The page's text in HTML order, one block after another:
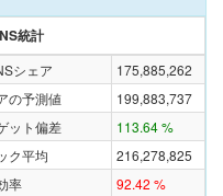
統計
シェア
175,885,262
の予測値
199,883,737
ット偏差
113.64 %
ク平均
216,278,825
率
92.42 %